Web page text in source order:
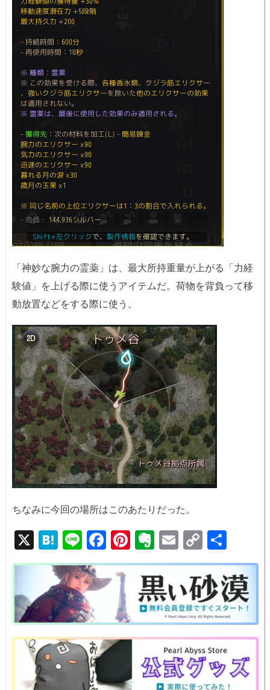
「神妙な腕力の霊薬」は、最大所持重量が上がる「力経
験値」を上げる際に使うアイテムだ。荷物を背負って移
動放置などをする際に使う。
ちなみに今回の場所はこのあたりだった。
X H
at
e
n
a
Li
n
e
F
a
c
b
o
o
k
Pi
nt
er
e
st
E
v
er
n
ot
e
E
m
ail
C
o
p
y
Li
n
k
有